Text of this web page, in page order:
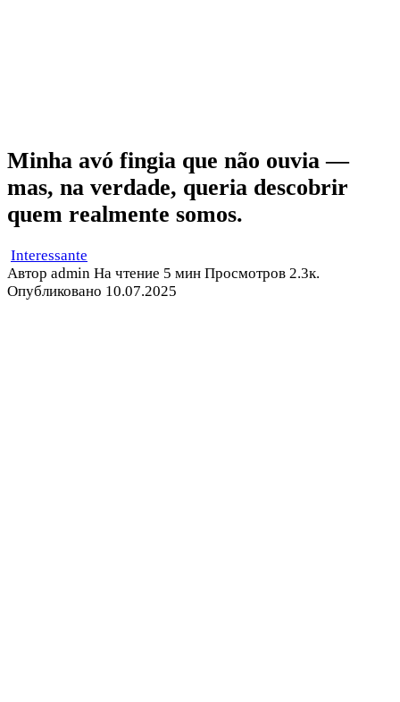
Minha avó fingia que não ouvia —
mas, na verdade, queria descobrir
quem realmente somos.
Interessante
Автор admin На чтение 5 мин Просмотров 2.3к.
Опубликовано 10.07.2025